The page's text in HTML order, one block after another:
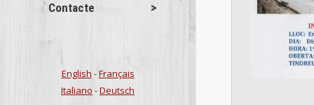
Contacte
English -Français
Italiano -Deutsch